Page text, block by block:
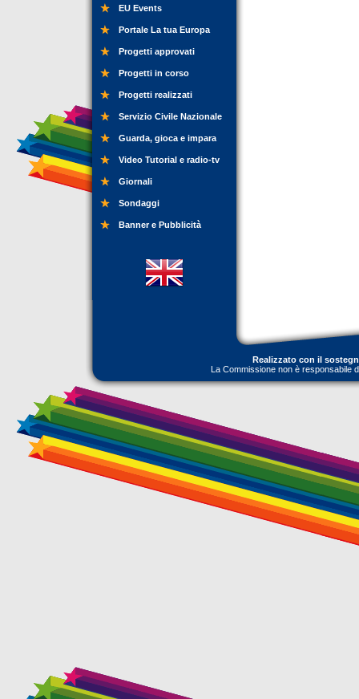
EU Events
Portale La tua Europa
Progetti approvati
Progetti in corso
Progetti realizzati
Servizio Civile Nazionale
Guarda, gioca e impara
Video Tutorial e radio-tv
Giornali
Sondaggi
Banner e Pubblicità
Realizzato con il
La Commissione non è responsabile